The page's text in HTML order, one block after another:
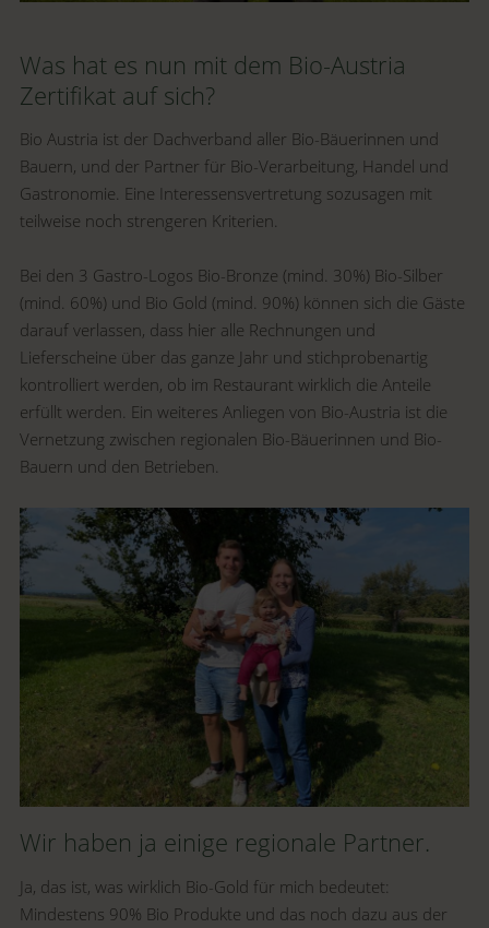
Was hat es nun mit dem Bio-Austria
Zertifikat auf sich?
Bio Austria ist der Dachverband aller Bio-Bäuerinnen und
Bauern, und der Partner für Bio-Verarbeitung, Handel und
Gastronomie. Eine Interessensvertretung sozusagen mit
teilweise noch strengeren Kriterien.
Bei den 3 Gastro-Logos Bio-Bronze (mind. 30%) Bio-Silber
(mind. 60%) und Bio Gold (mind. 90%) können sich die Gäste
darauf verlassen, dass hier alle Rechnungen und
Lieferscheine über das ganze Jahr und stichprobenartig
kontrolliert werden, ob im Restaurant wirklich die Anteile
erfüllt werden. Ein weiteres Anliegen von Bio-Austria ist die
Vernetzung zwischen regionalen Bio-Bäuerinnen und Bio-
Bauern und den Betrieben.
Wir haben ja einige regionale Partner.
Ja, das ist, was wirklich Bio-Gold für mich bedeutet:
Mindestens 90% Bio Produkte und das noch dazu aus der